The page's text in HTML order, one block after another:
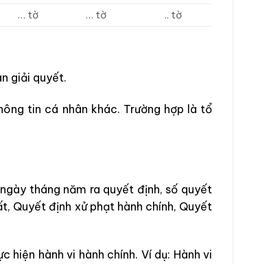
… tờ … tờ .. tờ
giải quyết.
tin cá nhân khác. Trường hợp là tổ
tháng năm ra quyết định, số quyết
Quyết định xử phạt hành chính, Quyết
hiện hành vi hành chính. Ví dụ: Hành vi